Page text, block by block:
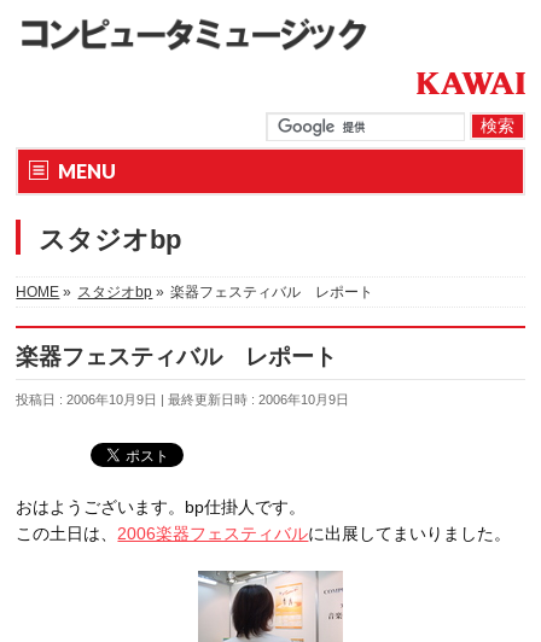
MENU
スタジオbp
HOME » スタジオbp » 楽器フェスティバル レポート
楽器フェスティバル レポート
投稿日 : 2006年10月9日 最終更新日時 : 2006年10月9日
おはようございます。bp仕掛人です。
この土日は、 2006楽器フェスティバルに出展してまいりました。